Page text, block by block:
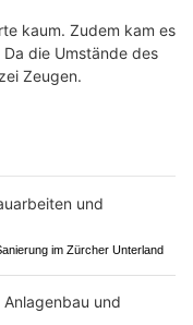
kaum. Zudem kam es
Da die Umstände des
Zeugen.
im Zürcher Unterland